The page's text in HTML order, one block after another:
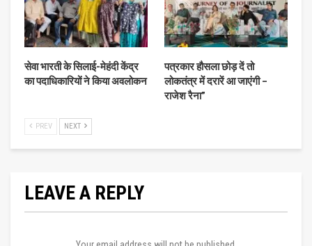
सेवा भारती के सिलाई-मेहंदी केंद्र
का पदाधिकारियों ने किया अवलोकन
पत्रकार हौसला छोड़ दें तो
लोकतंत्र में दरारें आ जाएंगी –
राजेश रैना”
PREV NEXT
LEAVE A REPLY